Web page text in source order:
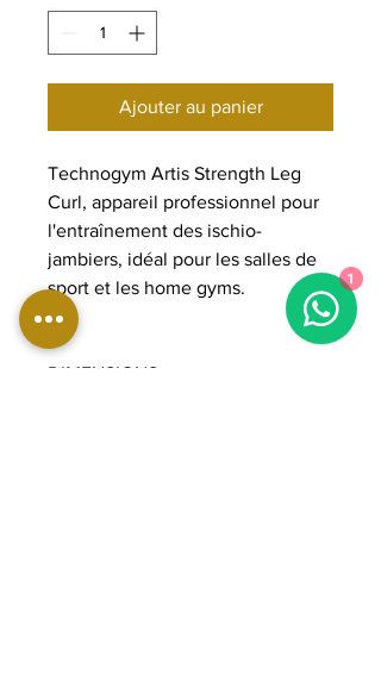
Ajouter au panier
Technogym Artis Strength Leg
Curl, appareil professionnel pour
l'entraînement des ischio-
jambiers, idéal pour les salles de
sport et les home gyms.
DIMENSIONS:
1